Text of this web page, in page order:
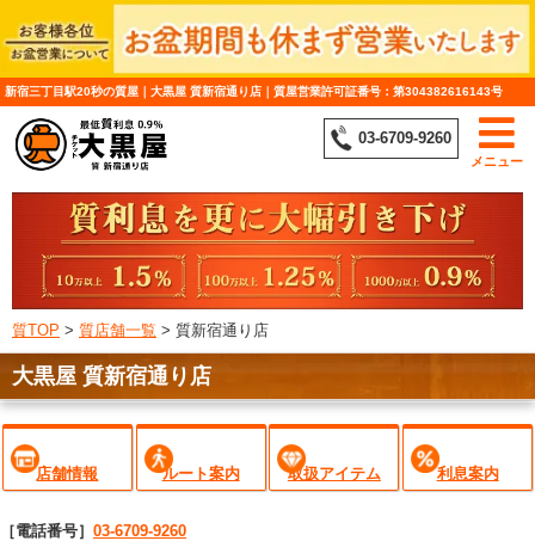
新宿三丁目駅20秒の質屋｜大黒屋 質新宿通り店｜質屋営業許可証番号：第304382616143号
メニュー
03-6709-9260
質TOP > 質店舗一覧 > 質新宿通り店
大黒屋 質新宿通り店
店舗情報 ルート案内 取扱アイテム 利息案内
［電話番号］ 03-6709-9260